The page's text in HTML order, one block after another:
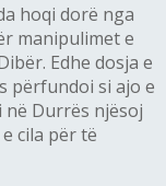
hoqi dorë nga
manipulimet e
Edhe dosja e
përfundoi si ajo e
në Durrës njësoj
cila për të